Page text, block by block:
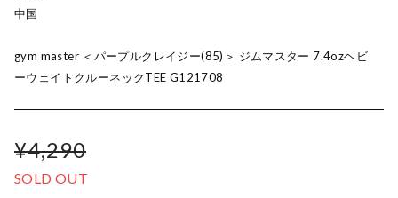
中国
gym master ＜パープルクレイジー(85)＞ ジムマスター 7.4ozヘビ
ーウェイトクルーネックTEE G121708
¥4,290
SOLD OUT